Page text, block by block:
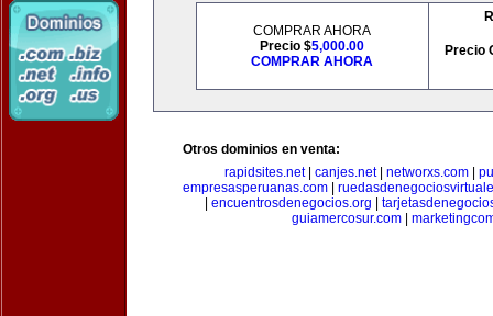
COMPRAR AHORA
Precio $5,000.00
COMPRAR AHORA
Precio
Otros dominios en venta:
rapidsites.net| canjes.net| networxs.com
empresasperuanas.com
encuentrosdenegocios.org
guiamercosur.com